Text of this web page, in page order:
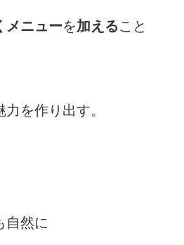
メニューを加えること
を作り出す。
自然に